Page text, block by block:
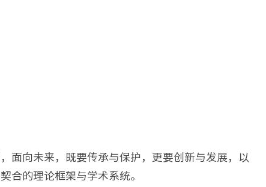
面向未来，既要传承与保护，更要创新与发展，以
合的理论框架与学术系统。